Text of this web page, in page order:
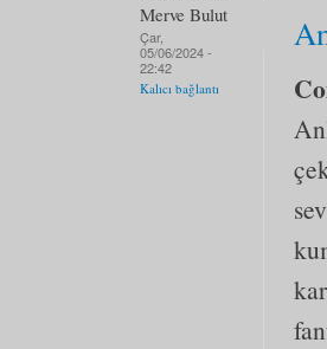
Merve Bulut
Çar,
05/06/2024 -
22:42
Kalıcı bağlantı